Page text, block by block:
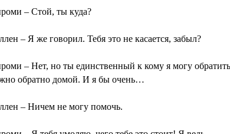
– Стой, ты куда?
– Я же говорил. Тебя это не касается, забыл?
– Нет, но ты единственный к кому я могу
обратно домой. И я бы очень…
– Ничем не могу помочь.